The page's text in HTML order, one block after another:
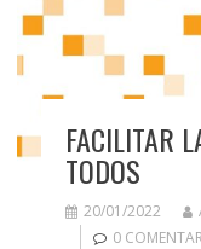
FACILITAR
TODOS
20/01/2022
0